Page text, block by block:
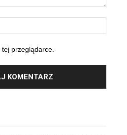
przeglądarce.